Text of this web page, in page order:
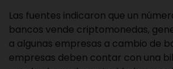
Las fuentes indicaron que un
bancos vende criptomonedas,
a algunas empresas a cambio de
empresas deben contar con una